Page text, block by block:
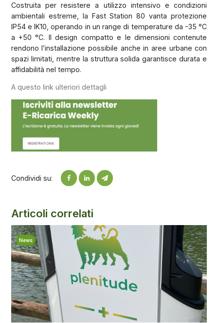
Costruita per resistere a utilizzo intensivo e condizioni
ambientali estreme, la Fast Station 80 vanta protezione
IP54 e IK10, operando in un range di temperature da -35 °C
a +50 °C. Il design compatto e le dimensioni contenute
rendono l’installazione possibile anche in aree urbane con
spazi limitati, mentre la struttura solida garantisce durata e
affidabilità nel tempo.
A questo link ulteriori dettagli
Condividi su:
Articoli correlati
News